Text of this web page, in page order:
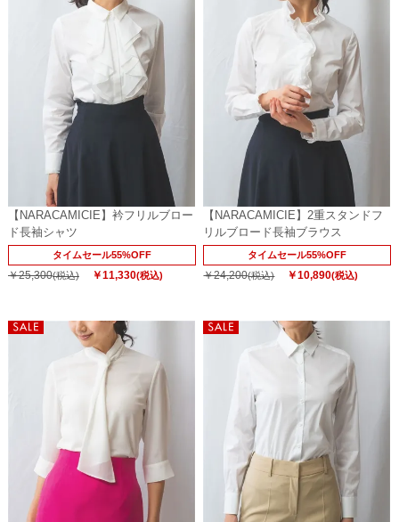
【NARACAMICIE】衿フリルブロー
ド長袖シャツ
タイムセール55%OFF
￥25,300(税込) ￥11,330(税込)
【NARACAMICIE】2重スタンドフ
リルブロード長袖ブラウス
タイムセール55%OFF
￥24,200(税込) ￥10,890(税込)